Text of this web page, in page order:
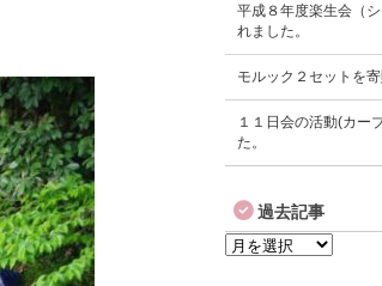
平成８年度楽生会（
れました。
モルック２セットを
１１日会の活動(カー
た。
過去記事
過